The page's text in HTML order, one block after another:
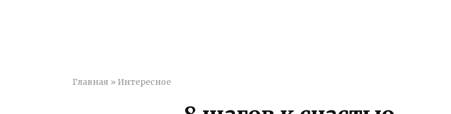
Главная » Интересное